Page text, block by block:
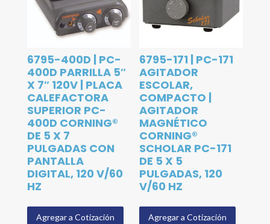
6795-400D | PC-
400D PARRILLA 5″
X 7″ 120V | PLACA
CALEFACTORA
SUPERIOR PC-
400D CORNING®
DE 5 X 7
PULGADAS CON
PANTALLA
DIGITAL, 120 V/60
HZ
Agregar a Cotización
6795-171 | PC-171
AGITADOR
ESCOLAR,
COMPACTO |
AGITADOR
MAGNÉTICO
CORNING®
SCHOLAR PC-171
DE 5 X 5
PULGADAS, 120
V/60 HZ
Agregar a Cotización